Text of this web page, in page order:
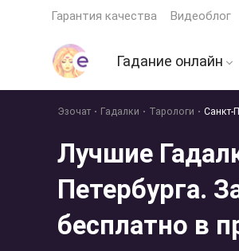
Гарантия качества Видеоблог
Гадание онлайн
Гадание на
Гадание ДА или
Гадание на
гуще
Эзочат Гадалки Тарологи Санкт-
Лучшие
Петербурга.
бесплатно в